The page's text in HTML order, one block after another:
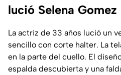
lució Selena
La actriz de 33 años lució un
sencillo con corte halter. La
en la parte del cuello. El
espalda descubierta y una